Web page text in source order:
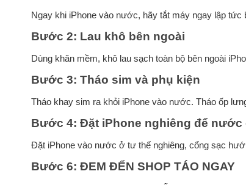
Ngay khi iPhone vào nước, hãy tắt máy ngay lập
Bước 2: Lau khô bên ngoài
Dùng khăn mềm, khô lau sạch toàn bộ bên ngoài
Bước 3: Tháo sim và phụ kiện
Tháo khay sim ra khỏi iPhone vào nước. Tháo ốp
Bước 4: Đặt iPhone nghiêng để nước
Đặt iPhone vào nước ở tư thế nghiêng, cổng sạc
Bước 6: ĐEM ĐẾN SHOP TÁO NGAY